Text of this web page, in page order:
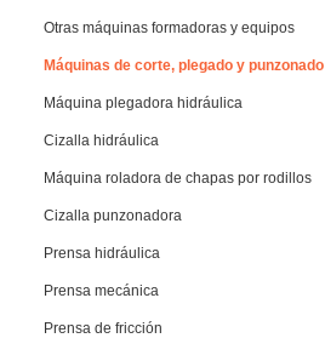
Otras máquinas formadoras y equipos
Máquinas de corte, plegado y punzonado
Máquina plegadora hidráulica
Cizalla hidráulica
Máquina roladora de chapas por rodillos
Cizalla punzonadora
Prensa hidráulica
Prensa mecánica
Prensa de fricción